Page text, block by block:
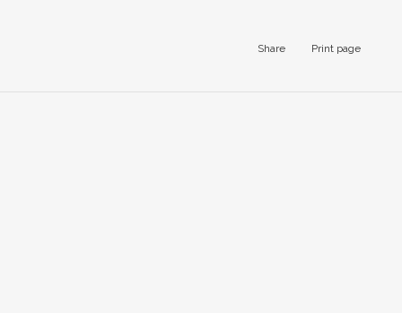
Share Print page